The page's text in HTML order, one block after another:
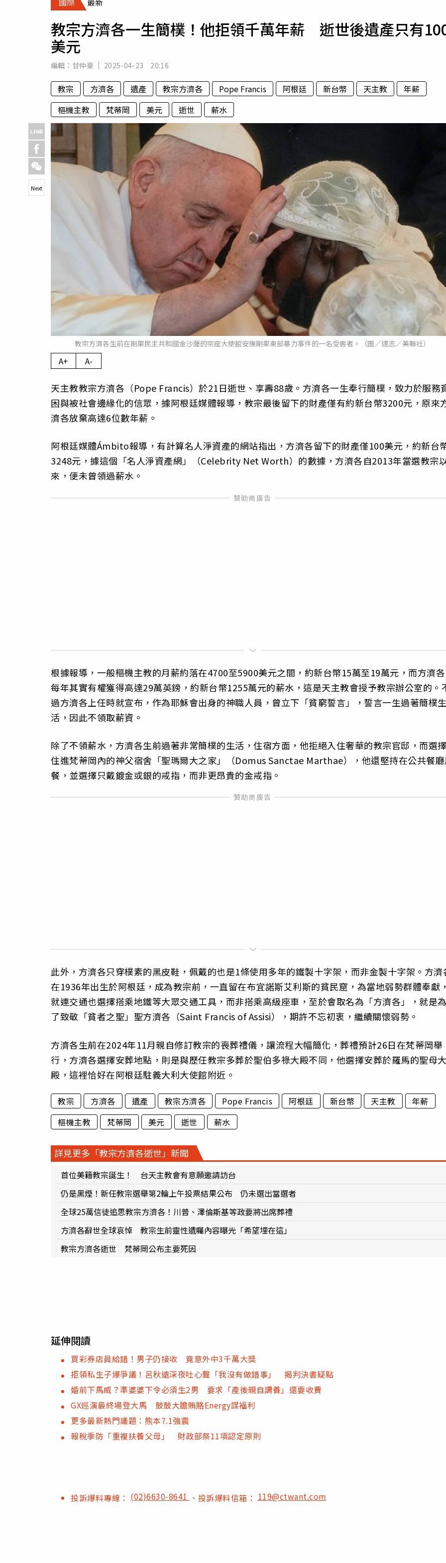
專欄
運勢
教宗方濟各一生簡樸！他拒領千萬年薪 逝世後遺產只有
美元
編輯： 甘仲豪 2025-04-23 20:16
教宗 方濟各 遺產 教宗方濟各 Pope Francis 阿根廷 新台幣 天主教
年薪
樞機主教
梵蒂岡 美元 逝世 薪水
教宗方濟各生前在剛果民主共和國金沙薩的宗座大使館安撫剛果東部暴力事件的一名受害者。（圖／達志／美聯社）
Next
A+ A-
天主教教宗方濟各（Pope Francis）於21日逝世、享壽88歲。方濟各一生奉行簡樸，致力於服務
困與被社會邊緣化的信眾，據阿根廷媒體報導，教宗最後留下的財產僅有約新台幣3200元，原來
濟各放棄高達6位數年薪。
阿根廷媒體Ámbito報導，有計算名人淨資產的網站指出，方濟各留下的財產僅100美元，約新台
3248元，據這個「名人淨資產網」（Celebrity Net Worth）的數據，方濟各自2013年當選教宗
來，便未曾領過薪水。
根據報導，一般樞機主教的月薪約落在4700至5900美元之間，約新台幣15萬至19萬元，而方濟各
每年其實有權獲得高達29萬英鎊，約新台幣1255萬元的薪水，這是天主教會授予教宗辦公室的。
過方濟各上任時就宣布，作為耶穌會出身的神職人員，曾立下「貧窮誓言」，誓言一生過著簡樸
活，因此不領取薪資。
除了不領薪水，方濟各生前過著非常簡樸的生活，住宿方面，他拒絕入住奢華的教宗官邸，而選
住進梵蒂岡內的神父宿舍「聖瑪爾大之家」（Domus Sanctae Marthae），他還堅持在公共餐
餐，並選擇只戴鍍金或銀的戒指，而非更昂貴的金戒指。
此外，方濟各只穿樸素的黑皮鞋，佩戴的也是1條使用多年的鐵製十字架，而非金製十字架。方濟
在1936年出生於阿根廷，成為教宗前，一直留在布宜諾斯艾利斯的貧民窟，為當地弱勢群體奉獻
就連交通也選擇搭乘地鐵等大眾交通工具，而非搭乘高級座車，至於會取名為「方濟各」，就是
了致敬「貧者之聖」聖方濟各（Saint Francis of Assisi），期許不忘初衷，繼續關懷弱勢。
方濟各生前在2024年11月親自修訂教宗的喪葬禮儀，讓流程大幅簡化，葬禮預計26日在梵蒂岡舉
行，方濟各選擇安葬地點，則是與歷任教宗多葬於聖伯多祿大殿不同，他選擇安葬於羅馬的聖母
殿，這裡恰好在阿根廷駐義大利大使館附近。
教宗 方濟各 遺產 教宗方濟各 Pope Francis 阿根廷 新台幣 天主教
年薪
樞機主教
梵蒂岡 美元 逝世 薪水
詳見更多「教宗方濟各逝世」新聞
首位美籍教宗誕生！ 台天主教會有意願邀請訪台
仍是黑煙！新任教宗選舉第2輪上午投票結果公布 仍未選出當選者
全球25萬信徒追思教宗方濟各！川普、澤倫斯基等政要將出席葬禮
方濟各辭世全球哀悼 教宗生前靈性遺囑內容曝光「希望埋在這」
教宗方濟各逝世 梵蒂岡公布主要死因
延伸閱讀
買彩券店員給錯！男子仍接收 竟意外中3千萬大獎
拒領私生子爆爭議！呂秋遠深夜吐心聲「我沒有做錯事」 揭判決書疑點
婚前下馬威？準婆婆下令必須生2男 要求「產後親自調養」還要收費
GX巡演最終場登大馬 鼓鼓大膽賄賂Energy謀福利
更多最新熱門議題：熊本7.1強震
報稅季防「重複扶養父母」 財政部祭11項認定原則
投訴爆料專線： (02)6630-8641 、投訴爆料信箱：119@ctwant.com